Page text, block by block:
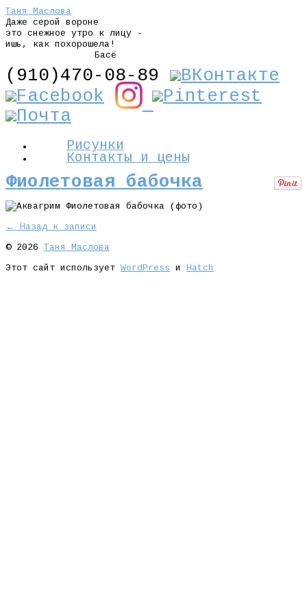
Таня Маслова
Даже серой вороне
это снежное утро к лицу -
ишь, как похорошела!
Басё
(910)470-08-89
Рисунки
Контакты и цены
Фиолетовая бабочка
← Назад к записи
© 2026 Таня Маслова
Этот сайт использует WordPress и Hatch